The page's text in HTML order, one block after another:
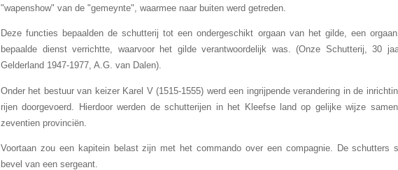
"wapenshow" van de "gemeynte", waarmee naar buiten werd getreden.
Deze functies bepaalden de schutte­rij tot een ondergeschikt orgaan van het gilde, een
bepaalde dienst verrichtte, waarvoor het gilde verantwoor­delijk was. (Onze Schutterij, 30
Gelderland 1947-1977, A.G. van Dalen).
Onder het bestuur van keizer Karel V (1515-1555) werd een ingrijpen­de verandering in de
rijen doorgevoerd. Hierdoor werden de schutterijen in het Kleefse land op gelijke wijze
zeventien provinciën.
Voortaan zou een kapitein belast zijn met het commando over een compagnie. De schutters
bevel van een sergeant.